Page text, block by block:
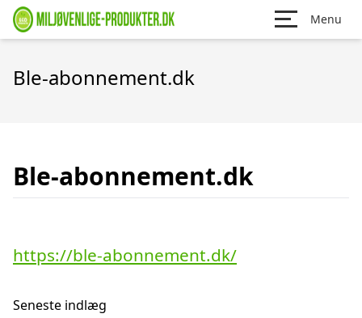
Menu
Ble-abonnement.dk
Ble-abonnement.dk
https://ble-abonnement.dk/
Seneste indlæg